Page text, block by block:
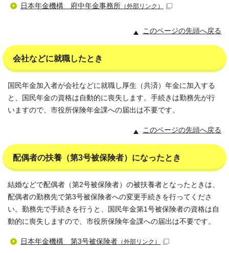
日本年金機構 府中年金事務所 （外部リンク）
このページの先頭へ戻る
会社などに就職したとき
国民年金加入者が会社などに就職し厚生（共済）年金に加入する
と、国民年金の資格は自動的に喪失します。手続きは勤務先が行
いますので、市役所保険年金課への届出は不要です。
このページの先頭へ戻る
配偶者の扶養（第3号被保険者）になったとき
結婚などで配偶者（第2号被保険者）の被扶養者となったときは、
配偶者の勤務先で第3号被保険者への変更手続きを行ってくださ
い。勤務先で手続きを行うと、国民年金第1号被保険者の資格は自
動的に喪失しますので、市役所保険年金課への届出は不要です。
日本年金機構 第3号被保険者 （外部リンク）